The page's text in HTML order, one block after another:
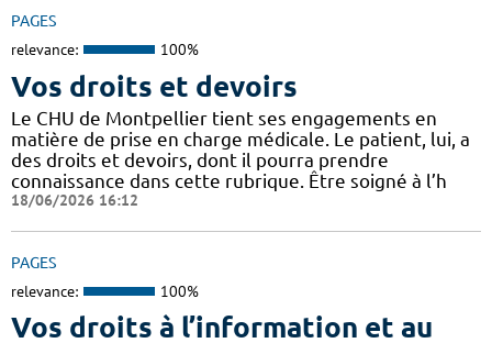
PAGES
relevance: 100%
Vos droits et devoirs
Le CHU de Montpellier tient ses engagements en
matière de prise en charge médicale. Le patient, lui, a
des droits et devoirs, dont il pourra prendre
connaissance dans cette rubrique. Être soigné à l’h
18/06/2026 16:12
PAGES
relevance: 100%
Vos droits à l’information et au